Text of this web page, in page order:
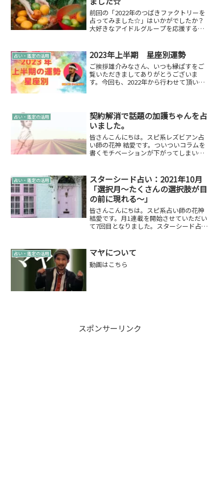
前回の「2022年のつばきファクトリーを
占ってみました☆」はいかがでしたか？
大好きなアイドルグループを応援するぞ
き「Juice=Juice」の2022年をお届けしま
す。...
占い・鑑定の活用 2023年上半期 星座別運勢
ご挨拶雄介みなさん、いつも縁ぱすをご
覧いただきましてありがとうございま
す。今回も、2022年から行わせて頂いて
こうと思います。そ...
占い・鑑定の活用
契約解消で話題の加護ちゃんを占
いました。
皆さんこんにちは。スピ系レズビアン占
い師の花神 結愛です。ついついコラムを
書くモチベーションが下がってしまいま
まりモチベーションあがっていない私を
知ってか知らずかスタッ...
占い・鑑定の活用
スターシード占い：2021年10月
「選択月～たくさんの選択肢が目
の前に現れる～」
皆さんこんにちは。スピ系占い師の花神
結愛です。月1連載を開始させていただい
て7回目となりました。スターシード占い
では、以下の占いメッセージをお届けし
ます。スターシード...
占い・鑑定の活用 マヤについて
動画はこちら
スポンサーリンク